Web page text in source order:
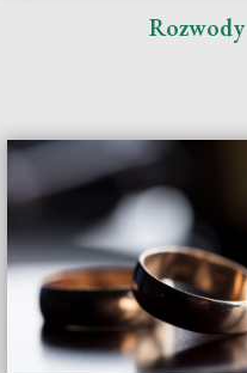
Rozwody